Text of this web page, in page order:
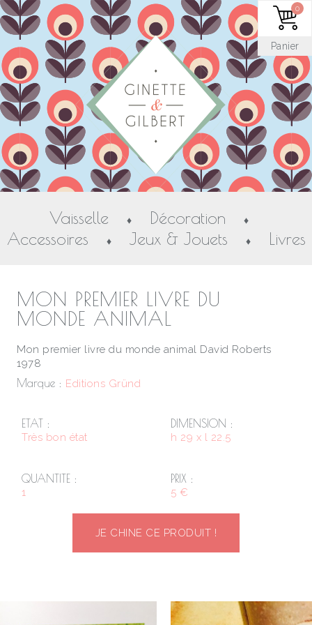
Vaisselle ♦ Décoration ♦
Accessoires ♦ Jeux & Jouets ♦ Livres
MON PREMIER LIVRE DU
MONDE ANIMAL
Mon premier livre du monde animal David Roberts
1978
Marque : Editions Gründ
ETAT :
Très bon état
DIMENSION :
h 29 x l 22.5
QUANTITE :
1
PRIX :
5 €
JE CHINE CE PRODUIT !
Panier
0